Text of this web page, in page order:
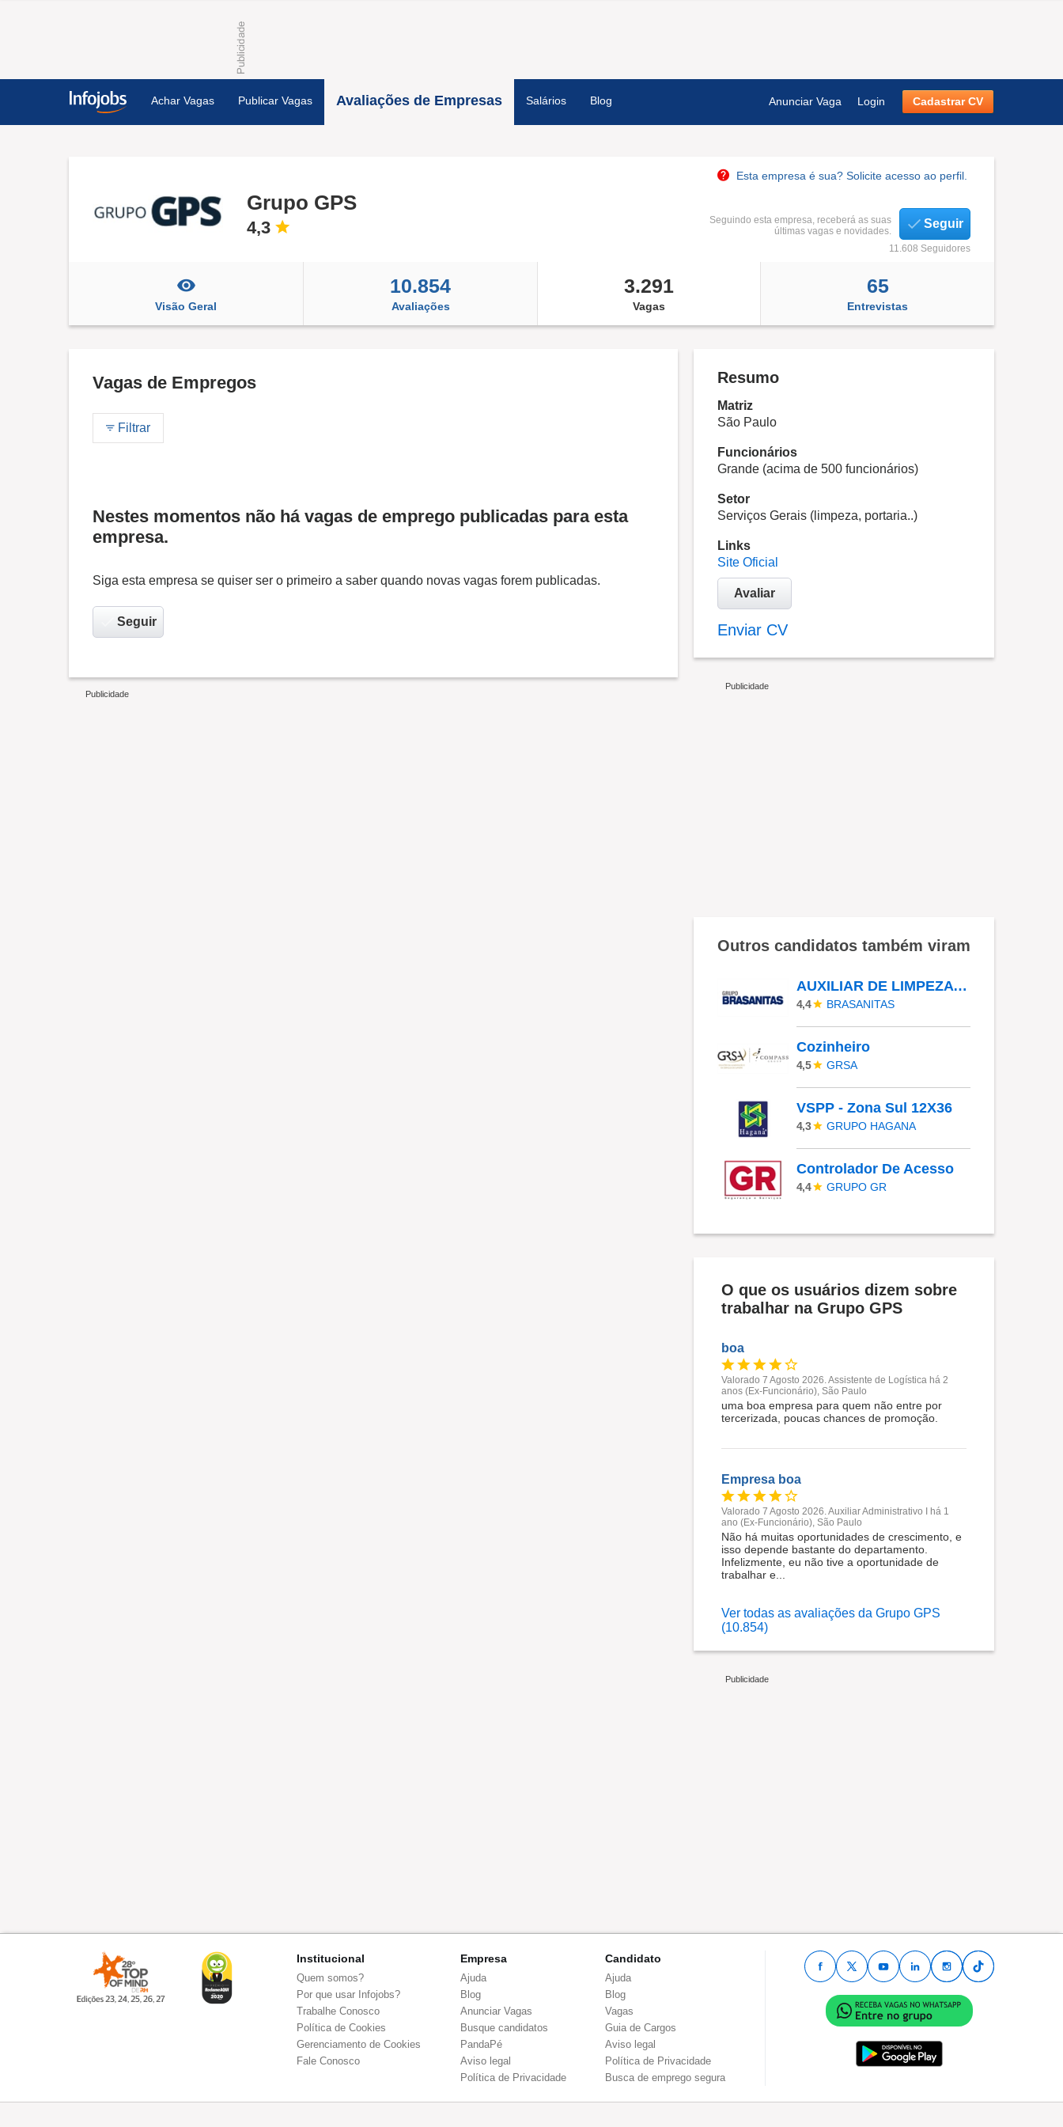
Achar Vagas Publicar Vagas Avaliações de Empresas Salários Blog Anunciar Vaga Login Cadastrar CV
Esta empresa é sua? Solicite acesso ao perfil.
Grupo GPS
4,3
Seguindo esta empresa, receberá as suas
últimas vagas e novidades.
Seguir
11.608 Seguidores
Visão Geral
10.854
Avaliações
3.291
Vagas
65
Entrevistas
Vagas de Empregos
Filtrar
Nestes momentos não há vagas de emprego publicadas para esta
empresa.
Siga esta empresa se quiser ser o primeiro a saber quando novas vagas forem publicadas.
Seguir
Resumo
Matriz
São Paulo
Funcionários
Grande (acima de 500 funcionários)
Setor
Serviços Gerais (limpeza, portaria..)
Links
Site Oficial
Avaliar
Enviar CV
Outros candidatos também viram
AUXILIAR DE LIMPEZA HOSPITALAR - 5X1 - MANHÃ
4,4 BRASANITAS
Cozinheiro
4,5 GRSA
VSPP - Zona Sul 12X36
4,3 GRUPO HAGANA
Controlador De Acesso
4,4 GRUPO GR
O que os usuários dizem sobre
trabalhar na Grupo GPS
boa
Valorado 7 Agosto 2026. Assistente de Logística há 2
anos (Ex-Funcionário), São Paulo
uma boa empresa para quem não entre por
tercerizada, poucas chances de promoção.
Empresa boa
Valorado 7 Agosto 2026. Auxiliar Administrativo I há 1
ano (Ex-Funcionário), São Paulo
Não há muitas oportunidades de crescimento, e
isso depende bastante do departamento.
Infelizmente, eu não tive a oportunidade de
trabalhar e...
Ver todas as avaliações da Grupo GPS
(10.854)
Institucional
Quem somos?
Por que usar Infojobs?
Trabalhe Conosco
Política de Cookies
Gerenciamento de Cookies
Fale Conosco
Empresa
Ajuda
Blog
Anunciar Vagas
Busque candidatos
PandaPé
Aviso legal
Política de Privacidade
Candidato
Ajuda
Blog
Vagas
Guia de Cargos
Aviso legal
Política de Privacidade
Busca de emprego segura